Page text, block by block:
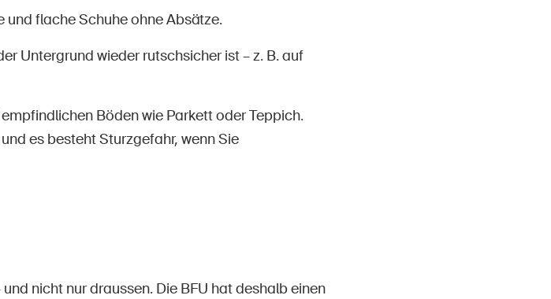
und flache Schuhe ohne Absätze.
Untergrund wieder rutschsicher ist – z. B. auf
Böden wie Parkett oder Teppich.
es besteht Sturzgefahr, wenn Sie
nicht nur draussen. Die BFU hat deshalb einen